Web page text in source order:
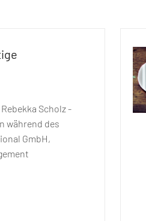
Scholz -
während des
GmbH,